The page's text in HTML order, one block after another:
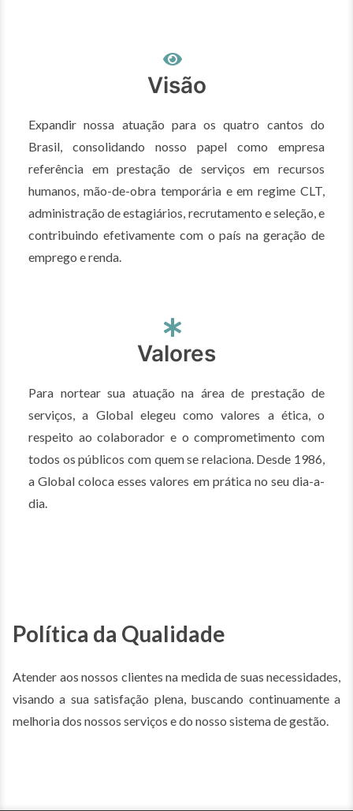
Visão
Expandir nossa atuação para os quatro cantos do
Brasil, consolidando nosso papel como empresa
referência em prestação de serviços em recursos
humanos, mão-de-obra temporária e em regime CLT,
administração de estagiários, recrutamento e seleção, e
contribuindo efetivamente com o país na geração de
emprego e renda.
Valores
Para nortear sua atuação na área de prestação de
serviços, a Global elegeu como valores a ética, o
respeito ao colaborador e o comprometimento com
todos os públicos com quem se relaciona. Desde 1986,
a Global coloca esses valores em prática no seu dia-a-
dia.
Política da Qualidade
Atender aos nossos clientes na medida de suas necessidades,
visando a sua satisfação plena, buscando continuamente a
melhoria dos nossos serviços e do nosso sistema de gestão.